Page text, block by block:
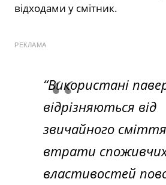
відходами у смітник.
РЕКЛАМА
“Використані
відрізняються від
звичайного
втрати
властивостей